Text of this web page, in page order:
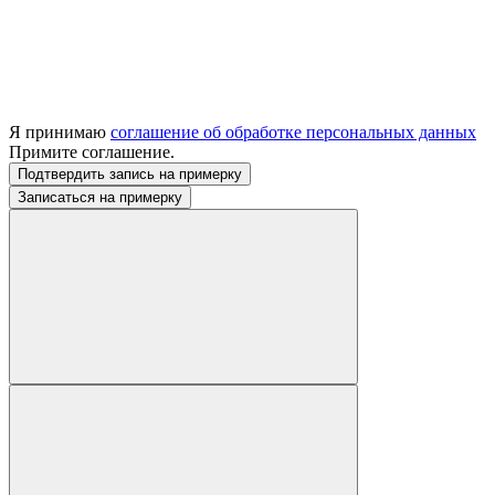
Я принимаю соглашение об обработке персональных данных
Примите соглашение.
Подтвердить запись на примерку
Записаться на примерку